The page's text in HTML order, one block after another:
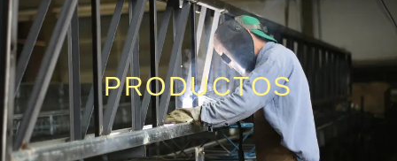
PRODUCTOS